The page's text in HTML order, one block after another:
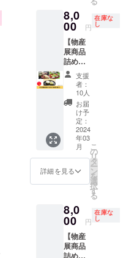
阪府 大
阪市北
区西天
満3-13-
20 AS
ビル2F
製造所:
(株)オー
ルハー
ツ・カ
ンパ
ニー三
島平田
屋工場
静岡県
三島市
平成台7
・本品
製造工
は、オ
レン
ジ、く
るみ、
ゼラチ
ン、
途、も
しくは
販売さ
せてい
ただき
その売
上を頂
戴いた
しま
す。 ※
詳細は
メール
にて調
整させ
ていた
だきま
す。
をコン
セプト
にした
明るく
元気に
なれる
キッチ
ンカー
で盛り
上げま
す！ ■
詳細 ・
日程：
別途調
（2024
年4月～
場所：
全国
（移動
の関係
上、北
ンター
のない
側の車
体にあ
なたの
会社の
企業広
告を掲
載いた
しま
す。 ■
詳細 ・
サイ
ズ：カ
ウン
ター裏
側車体
載期
間：
キッチ
ンカー
が壊れ
8,0
00 円
在庫な
し
【物産
展商品
詰め合
わせ
（全国
和菓
子）】
物産展
商品か
ら、全
国のご
当地和
菓子を
詰め合
わせて
お届け
ます。
こちら
の商品
は冷凍
便でお
支援
者：
10人
お届
け予
定：
2024
年03
月
詳細を見る
こ
の
リ
タ
ー
ン
を
選
択
す
る
8,0
00 円
在庫な
し
【物産
展商品
詰め合